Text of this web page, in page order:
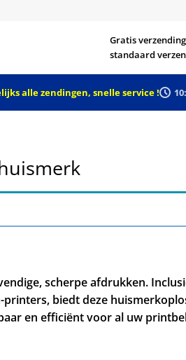
Gratis
standaard
alle zendingen, snelle service !
scherpe afdrukken.
biedt deze
en efficiënt voor al uw